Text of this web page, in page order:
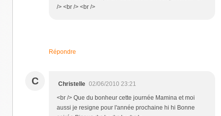
/> <br /> <br />
Répondre
C Christelle 02/06/2010 23:21
<br /> Que du bonheur cette journée Mamina et moi
aussi je resigne pour l'année prochaine hi hi Bonne